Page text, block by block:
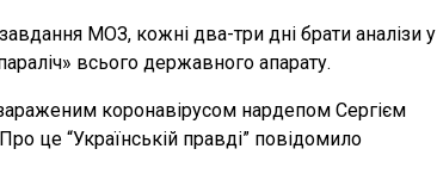
МОЗ, кожні два-три дні брати аналізи у
всього державного апарату.
зараженим коронавірусом нардепом Сергієм
це “Українській правді” повідомило